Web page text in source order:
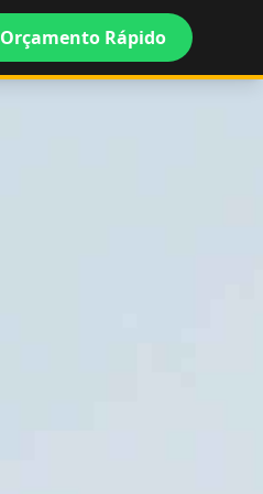
Orçamento Rápido